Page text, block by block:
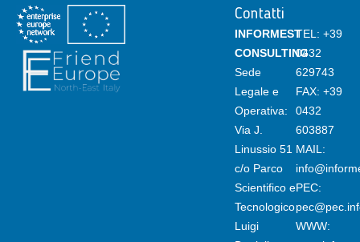
Contatti
INFORMEST
CONSULTING
Sede
Legale e
Operativa:
Via J.
Linussio 51
c/o Parco
Scientifico e
Tecnologico
Luigi
TEL:+39
0432
629743
FAX: +39
0432
603887
MAIL:
PEC:
WWW: